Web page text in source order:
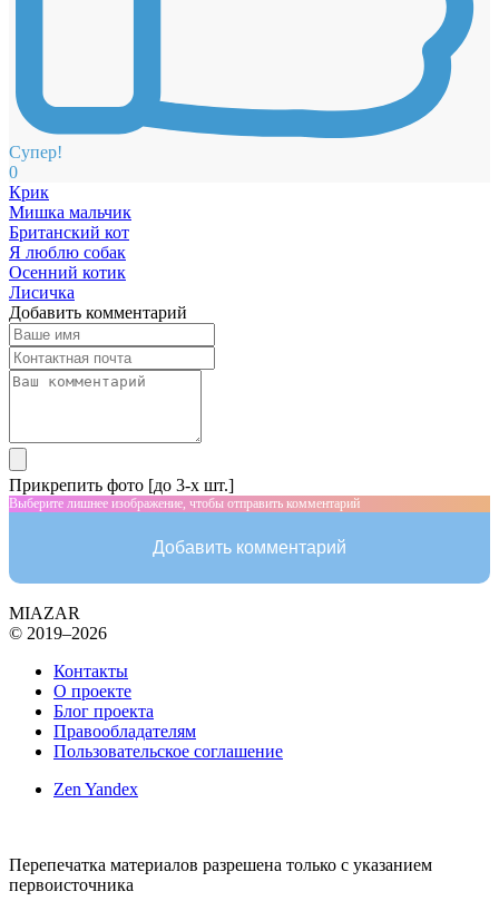
Супер!
0
Крик
Мишка мальчик
Британский кот
Я люблю собак
Осенний котик
Лисичка
Добавить комментарий
Прикрепить фото [до 3-х шт.]
Выберите лишнее изображение, чтобы отправить комментарий
Добавить комментарий
MIAZAR
© 2019–2026
Контакты
О проекте
Блог проекта
Правообладателям
Пользовательское соглашение
Zen Yandex
Перепечатка материалов разрешена только с указанием
первоисточника